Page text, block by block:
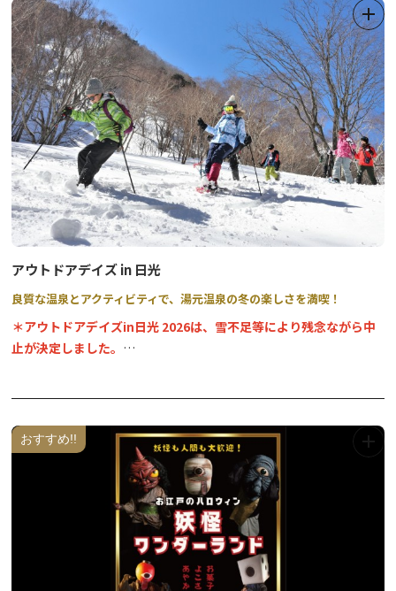
アウトドアデイズ in 日光
良質な温泉とアクティビティで、湯元温泉の冬の楽しさを満喫！
＊アウトドアデイズin日光 2026は、雪不足等により残念ながら中
止が決定しました。
奥日光湯元温泉の冬の一大イベント！日光自然ガイド協議会による
冬のアクティビティ体験会と、奥日光湯元温泉旅館協同組合による
冬のおもてなし企画を用意して、奥日光湯元温泉のお客様をお迎え
します。冬の湯元温泉で、楽しくお得に遊びましょう♪
奥日光湯元温泉旅館協同組合加盟のお宿にご宿泊の方には、お得な
◆アウトドアデイズ in 日光
おすすめ!!